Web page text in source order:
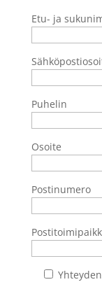
Etu- ja
Puhelin
Osoite
Postinumero